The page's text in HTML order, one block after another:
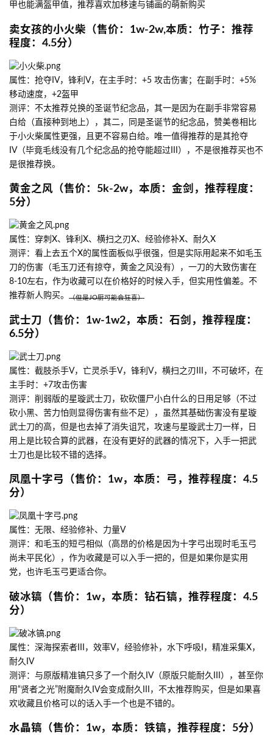
甲也能满盔甲值，推荐喜欢加移速与铺画的萌新购买
卖女孩的小火柴（售价：1w-2w,本质：竹子：推荐
程度：4.5分）
属性：抢夺IV，锋利V，在主手时：+5 攻击伤害；在副手时：+5%
移动速度，+2盔甲
测评：不太推荐兑换的圣诞节纪念品，其一是因为在副手非常容易
白给（直接种到地上），其二，同是圣诞节的纪念品，赞美卷相比
于小火柴属性更强，且更不容易白给。唯一值得推荐的是其抢夺
IV（毕竟毛线没有几个纪念品的抢夺能超过III），不是很推荐买也不
是很推荐换。
黄金之风（售价：5k-2w，本质：金剑，推荐程度：
5分）
属性：穿刺X、锋利X、横扫之刃X、经验修补X、耐久X
测评：看上去五个X的属性面板似乎很强，但是实际用起来不如毛玉
刀的伤害（毛玉刀还有掠夺，黄金之风没有），一刀的大致伤害在
8-10左右，作为收藏可以在价格好的时候入手，但实用性偏差。不
推荐新人购买。
（但是JO厨可能会狂喜）
武士刀（售价：1w-1w2，本质：石剑，推荐程度：
6.5分）
属性：截肢杀手V，亡灵杀手V，锋利V，横扫之刃III，不可破坏，在
主手时：+7攻击伤害
测评：削弱版的星璇武士刀，砍砍僵尸小白什么的日用足够（不过
砍小黑、苦力怕则显得伤害有些不足），虽然其基础伤害没有星璇
武士刀的高，但是也去掉了消失诅咒，攻速与星璇武士刀一样，日
用上是比较合算的武器，在没有更好的武器的情况下，入手一把武
士刀也是比较不错的选择。
凤凰十字弓（售价：1w，本质：弓，推荐程度：4.5
分）
属性：无限、经验修补、力量V
测评：和毛玉的短弓相似（高昂的价格是因为十字弓出现时毛玉弓
尚未平民化），作为收藏是可以入手一把的，但是如果你是实用
党，也许毛玉弓更适合你。
破冰镐（售价：1w，本质：钻石镐，推荐程度：4.5
分）
属性：深海探索者III，效率V，经验修补，水下呼吸I，精准采集X，
耐久IV
测评：与原版精准镐只多了一个耐久IV（原版只能耐久III），甚至你
用“贤者之光”附魔耐久IV会变成耐久III，不太推荐购买，但是如果喜
欢收藏且价格可以的话入手一个也是不错的。
水晶镐（售价：1w，本质：铁镐，推荐程度：5分）